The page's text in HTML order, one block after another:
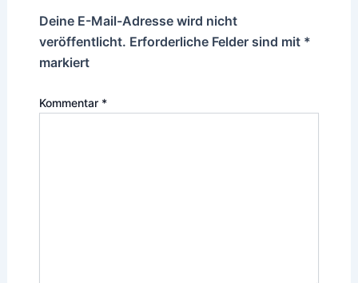
Deine E-Mail-Adresse wird nicht
veröffentlicht. Erforderliche Felder sind mit *
markiert
Kommentar *